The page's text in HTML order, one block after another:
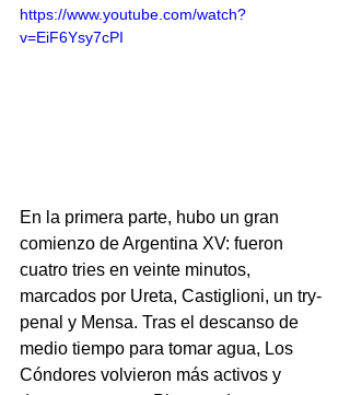
https://www.youtube.com/watch?
v=EiF6Ysy7cPI
En la primera parte, hubo un gran
comienzo de Argentina XV: fueron
cuatro tries en veinte minutos,
marcados por Ureta, Castiglioni, un try-
penal y Mensa. Tras el descanso de
medio tiempo para tomar agua, Los
Cóndores volvieron más activos y